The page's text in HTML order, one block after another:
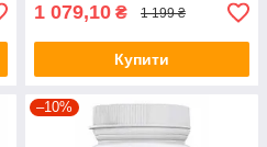
1 079,10 ₴ 1 199 ₴
Купити
–10%